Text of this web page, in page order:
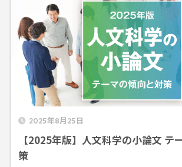
2025年8月25日
【2025年版】人文科学の小論文 テ
策